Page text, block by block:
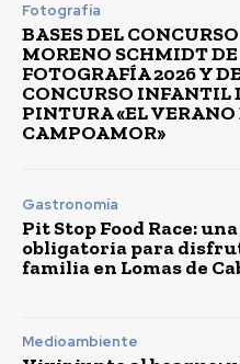
Fotografía
BASES DEL CONCURSO
MORENO SCHMIDT DE
FOTOGRAFÍA 2026 Y
CONCURSO INFANTIL
PINTURA «EL VERANO
CAMPOAMOR»
Gastronomía
Pit Stop Food Race:
obligatoria para
familia en Lomas de
Medioambiente